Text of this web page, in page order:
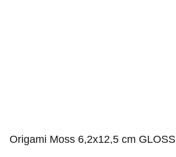
Origami Moss 6,2x12,5 cm GLOSS